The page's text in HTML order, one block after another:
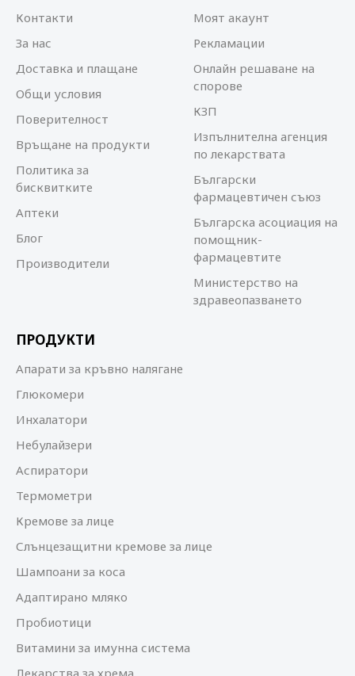
Контакти
За нас
Доставка и плащане
Общи условия
Поверителност
Връщане на продукти
Политика за
бисквитките
Аптеки
Блог
Производители
Моят акаунт
Рекламации
Онлайн решаване на
спорове
КЗП
Изпълнителна агенция
по лекарствата
Български
фармацевтичен съюз
Българска асоциация на
помощник-
фармацевтите
Министерство на
здравеопазването
ПРОДУКТИ
Апарати за кръвно налягане
Глюкомери
Инхалатори
Небулайзери
Аспиратори
Термометри
Кремове за лице
Слънцезащитни кремове за лице
Шампоани за коса
Адаптирано мляко
Пробиотици
Витамини за имунна система
Лекарства за хрема